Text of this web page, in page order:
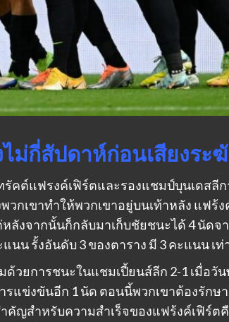
ม่กี่สัปดาห์ก่อนเสียงระ
รัคต์แฟรงค์เฟิร์ตและรองแชมป์บุนเดสลี
กเขาทําให้พวกเขาอยู่บนเท้าหลัง แฟร้
ลังจากนั้นก็กลับมาเก็บชัยชนะได้ 4 นัดจ
น รั้งอันดับ 3 ของตาราง มี 3 คะแนน เท่
ด้วยการชนะในแชมเปี้ยนส์ลีก 2-1 เมื่อวั
รแข่งขันอีก 1 นัด ตอนนี้พวกเขาต้องรักษ
ญสําหรับความสําเร็จของแฟร้งค์เฟิร์ต